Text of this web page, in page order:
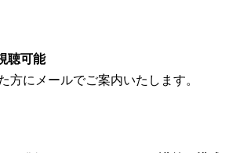
聴可能
方にメールでご案内いたします。